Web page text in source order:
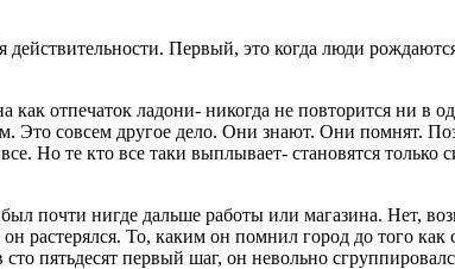
действительности. Первый, это когда люди
отпечаток ладони- никогда не повторится ни в
Это совсем другое дело. Они знают. Они помнят.
Но те кто все таки выплывает- становятся
почти нигде дальше работы или магазина. Нет,
растерялся. То, каким он помнил город до того
пятьдесят первый шаг, он невольно